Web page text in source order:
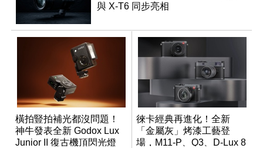
與 X-T6 同步亮相
橫拍豎拍補光都沒問題！
神牛發表全新 Godox Lux
Junior II 復古機頂閃光燈
徠卡經典再進化！全新
「金屬灰」烤漆工藝登
場，M11-P、Q3、D-Lux 8